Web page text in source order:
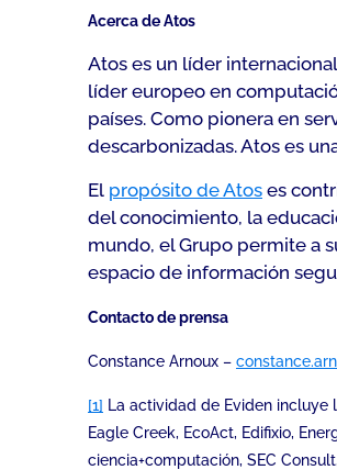
Acerca de Atos
Atos es un líder
líder europeo en
países. Como pionera en
descarbonizadas. Atos es
El propósito de Atos es
del conocimiento, la
mundo, el Grupo permite a
espacio de información
Contacto de prensa
Constance Arnoux –
[1] La actividad de Eviden incluye
Eagle Creek, EcoAct, Edifixio,
ciencia+computación, SEC